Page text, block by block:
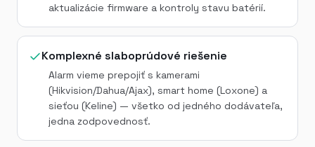
aktualizácie firmware a kontroly stavu batérií.
Komplexné slaboprúdové riešenie
Alarm vieme prepojiť s kamerami
(Hikvision/Dahua/Ajax), smart home (Loxone) a
sieťou (Keline) — všetko od jedného dodávateľa,
jedna zodpovednosť.